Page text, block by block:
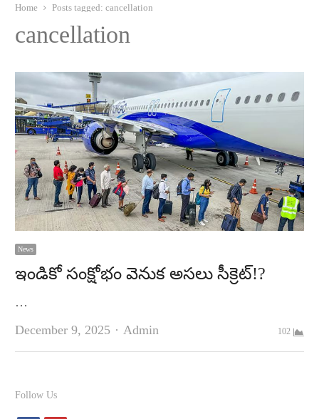
Home Posts tagged: cancellation
cancellation
News
ఇండికో సంక్షోభం వెనుక అసలు సీక్రెట్!?
…
December 9, 2025
Author
Admin 102
Follow Us